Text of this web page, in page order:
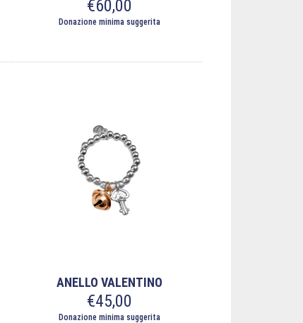
€60,00
Donazione minima suggerita
ANELLO VALENTINO
€45,00
Donazione minima suggerita